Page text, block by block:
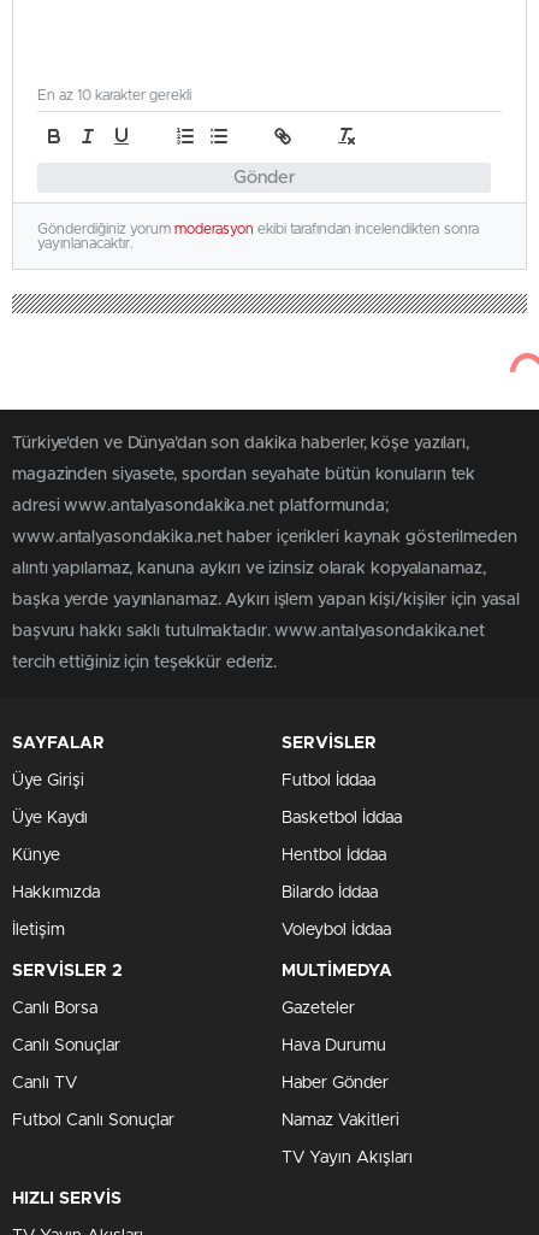
Gönder
En az 10 karakter gerekli
Gönderdiğiniz yorum moderasyon ekibi tarafından incelendikten sonra
yayınlanacaktır.
Türkiye'den ve Dünya’dan son dakika haberler, köşe yazıları,
magazinden siyasete, spordan seyahate bütün konuların tek
adresi www.antalyasondakika.net platformunda;
www.antalyasondakika.net haber içerikleri kaynak gösterilmeden
alıntı yapılamaz, kanuna aykırı ve izinsiz olarak kopyalanamaz,
başka yerde yayınlanamaz. Aykırı işlem yapan kişi/kişiler için yasal
başvuru hakkı saklı tutulmaktadır. www.antalyasondakika.net
tercih ettiğiniz için teşekkür ederiz.
SAYFALAR
Üye Girişi
Üye Kaydı
Künye
Hakkımızda
İletişim
SERVİSLER
Futbol İddaa
Basketbol İddaa
Hentbol İddaa
Bilardo İddaa
Voleybol İddaa
SERVİSLER 2
Canlı Borsa
Canlı Sonuçlar
Canlı TV
Futbol Canlı Sonuçlar
MULTİMEDYA
Gazeteler
Hava Durumu
Haber Gönder
Namaz Vakitleri
TV Yayın Akışları
HIZLI SERVİS